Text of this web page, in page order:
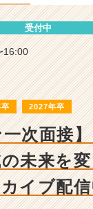
・
企
受付中
16:00
2027年卒
一次面接
未来を変
イブ配信